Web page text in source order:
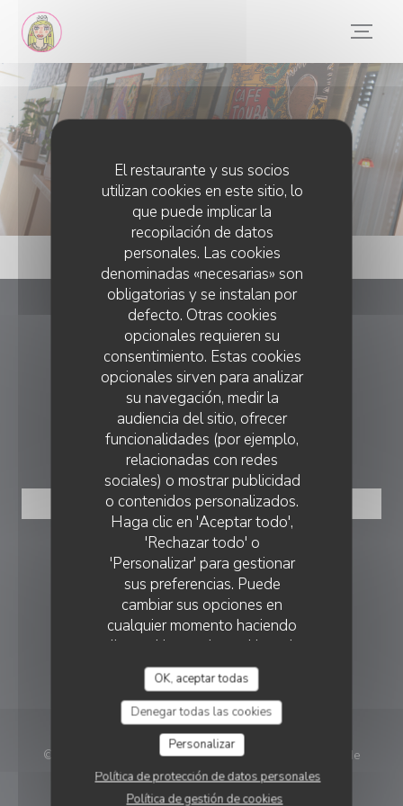
Personalización de sus opciones de cookies
El restaurante y sus socios
utilizan cookies en este sitio, lo
que puede implicar la
recopilación de datos
personales. Las cookies
denominadas «necesarias» son
obligatorias y se instalan por
defecto. Otras cookies
opcionales requieren su
consentimiento. Estas cookies
opcionales sirven para analizar
su navegación, medir la
audiencia del sitio, ofrecer
funcionalidades (por ejemplo,
relacionadas con redes
sociales) o mostrar publicidad
o contenidos personalizados.
Haga clic en 'Aceptar todo',
'Rechazar todo' o
'Personalizar' para gestionar
sus preferencias. Puede
cambiar sus opciones en
cualquier momento haciendo
clic en el icono de cookie en la
parte inferior izquierda de las
páginas del sitio.
OK, aceptar todas
Denegar todas las cookies
Personalizar
Política de protección de datos personales
Política de gestión de cookies
Madame Witzeg
60, rue Waassertrap 4408 Belvaux
26 59 40 83
RESERVA
RESERVAR UNA MESA
SEGUIRNOS
Facebook ((abre en una nueva
Instagram ((abre en una
© 2026 Madame Witzeg — Creación de página web de
restaurante conZenchef((abre en una nueva